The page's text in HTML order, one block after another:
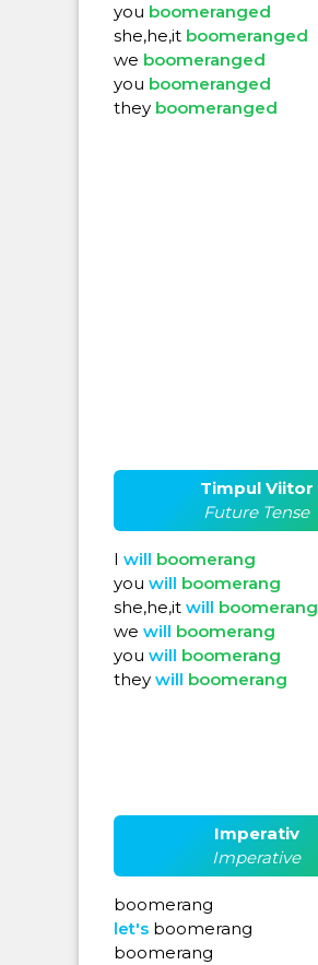
you boomeranged
she,he,it boomeranged
we boomeranged
you boomeranged
they boomeranged
Timpul Viitor
Future Tense
I will boomerang
you will boomerang
she,he,it will boomerang
we will boomerang
you will boomerang
they will boomerang
Imperativ
Imperative
boomerang
let's boomerang
boomerang